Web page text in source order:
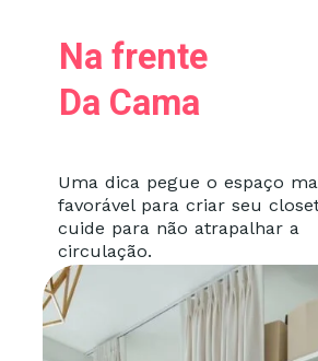
Uma dica pegue o espaço
favorável para criar seu
cuide para não atrapalhar a
circulação.
Na frente
Da Cama